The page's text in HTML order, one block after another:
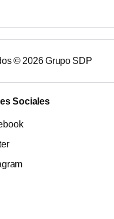
© 2026Grupo SDP
Sociales